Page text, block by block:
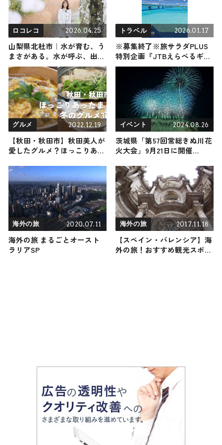
ロコレコ 2026.04.25
山梨県北杜市｜水が育む、う
まさがある。水が呼ぶ、出会
いがある。
トラベル 2026.01.17
※募集終了※旅サラダPLUS
特別企画『JTBえらべるギフ
トたびもの撰華 柊』(33,660
円税込コース)2名様にプレゼ
グルメ 2022.12.19
【秋田・秋田市】秋田美人が
愛したグルメ？ほっこりあっ
イベント 2024.08.26
茨城県「第57回常総きぬ川花
火大会」9月21日に開催
海外の旅 2020.07.11
海外の旅 まるごとオースト
ラリアSP
海外の旅 2017.11.18
【スペイン・バレンシア】海
外の旅！おすすめ観光スポッ